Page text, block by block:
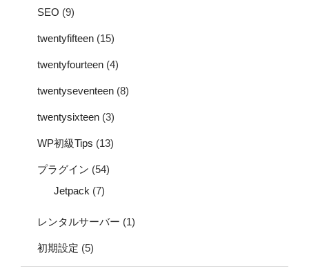
SEO (9)
twentyfifteen (15)
twentyfourteen (4)
twentyseventeen (8)
twentysixteen (3)
WP初級Tips (13)
プラグイン (54)
Jetpack (7)
レンタルサーバー (1)
初期設定 (5)